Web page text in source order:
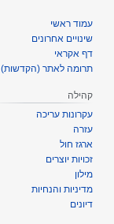
עמוד ראשי
שינויים אחרונים
דף אקראי
תרומה לאתר (הקדשות)
קהילה
עקרונות עריכה
עזרה
ארגז חול
זכויות יוצרים
מילון
מדיניות והנחיות
דיונים